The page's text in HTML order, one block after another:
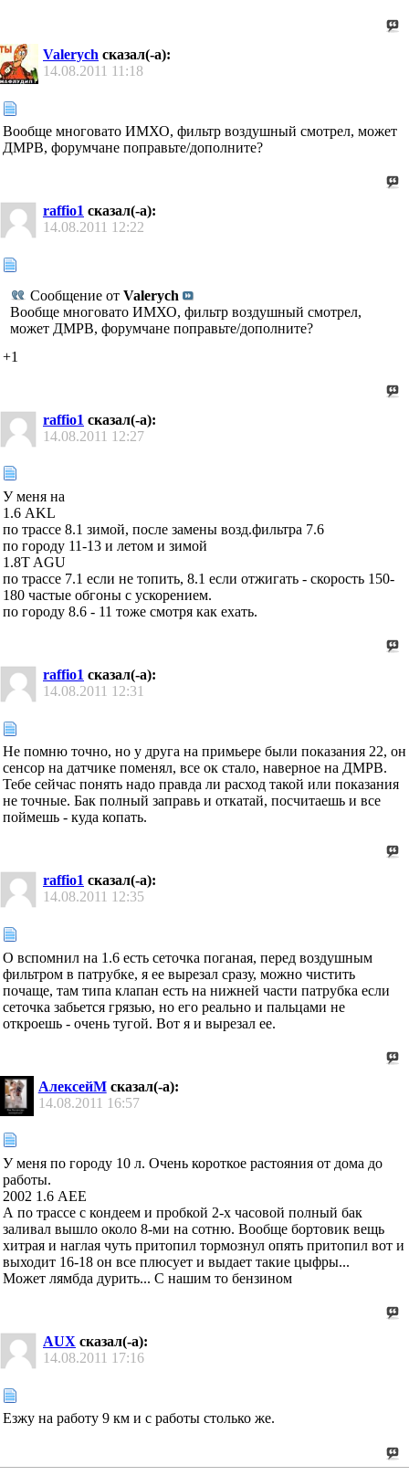
Valerych сказал(-а):
14.08.2011 11:18
Вообще многовато ИМХО, фильтр воздушный смотрел, может
ДМРВ, форумчане поправьте/дополните?
raffio1 сказал(-а):
14.08.2011 12:22
Сообщение от Valerych
Вообще многовато ИМХО, фильтр воздушный смотрел,
может ДМРВ, форумчане поправьте/дополните?
+1
raffio1 сказал(-а):
14.08.2011 12:27
У меня на
1.6 AKL
по трассе 8.1 зимой, после замены возд.фильтра 7.6
по городу 11-13 и летом и зимой
1.8T AGU
по трассе 7.1 если не топить, 8.1 если отжигать - скорость 150-
180 частые обгоны с ускорением.
по городу 8.6 - 11 тоже смотря как ехать.
raffio1 сказал(-а):
14.08.2011 12:31
Не помню точно, но у друга на примьере были показания 22, он
сенсор на датчике поменял, все ок стало, наверное на ДМРВ.
Тебе сейчас понять надо правда ли расход такой или показания
не точные. Бак полный заправь и откатай, посчитаешь и все
поймешь - куда копать.
raffio1 сказал(-а):
14.08.2011 12:35
О вспомнил на 1.6 есть сеточка поганая, перед воздушным
фильтром в патрубке, я ее вырезал сразу, можно чистить
почаще, там типа клапан есть на нижней части патрубка если
сеточка забьется грязью, но его реально и пальцами не
откроешь - очень тугой. Вот я и вырезал ее.
АлексейМсказал(-а):
14.08.2011 16:57
У меня по городу 10 л. Очень короткое растояния от дома до
работы.
2002 1.6 AEE
А по трассе с кондеем и пробкой 2-х часовой полный бак
заливал вышло около 8-ми на сотню. Вообще бортовик вещь
хитрая и наглая чуть притопил тормознул опять притопил вот и
выходит 16-18 он все плюсует и выдает такие цыфры...
Может лямбда дурить... С нашим то бензином
AUX сказал(-а):
14.08.2011 17:16
Езжу на работу 9 км и с работы столько же.